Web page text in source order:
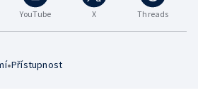
YouTube X Threads
•Přístupnost